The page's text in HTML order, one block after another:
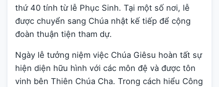
thứ 40 tính từ lễ Phục Sinh. Tại một số nơi, lễ
được chuyển sang Chúa nhật kế tiếp để cộng
đoàn thuận tiện tham dự.
Ngày lễ tưởng niệm việc Chúa Giêsu hoàn tất sự
hiện diện hữu hình với các môn đệ và được tôn
vinh bên Thiên Chúa Cha. Trong cách hiểu Công